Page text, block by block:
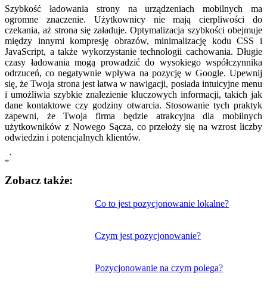
Szybkość ładowania strony na urządzeniach mobilnych ma
ogromne znaczenie. Użytkownicy nie mają cierpliwości do
czekania, aż strona się załaduje. Optymalizacja szybkości obejmuje
między innymi kompresję obrazów, minimalizację kodu CSS i
JavaScript, a także wykorzystanie technologii cachowania. Długie
czasy ładowania mogą prowadzić do wysokiego współczynnika
odrzuceń, co negatywnie wpływa na pozycję w Google. Upewnij
się, że Twoja strona jest łatwa w nawigacji, posiada intuicyjne menu
i umożliwia szybkie znalezienie kluczowych informacji, takich jak
dane kontaktowe czy godziny otwarcia. Stosowanie tych praktyk
zapewni, że Twoja firma będzie atrakcyjna dla mobilnych
użytkowników z Nowego Sącza, co przełoży się na wzrost liczby
odwiedzin i potencjalnych klientów.
„`
Zobacz także:
Co to jest pozycjonowanie lokalne?
Czym jest pozycjonowanie?
Pozycjonowanie na czym polega?